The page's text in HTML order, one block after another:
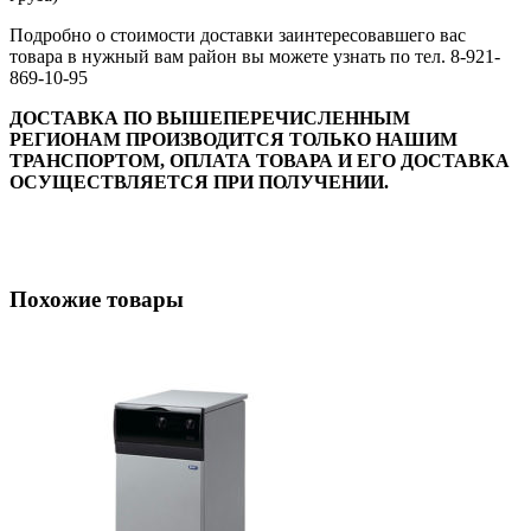
Подробно о стоимости доставки заинтересовавшего вас
товара в нужный вам район вы можете узнать по тел. 8-921-
869-10-95
ДОСТАВКА ПО ВЫШЕПЕРЕЧИСЛЕННЫМ
РЕГИОНАМ ПРОИЗВОДИТСЯ ТОЛЬКО НАШИМ
ТРАНСПОРТОМ, ОПЛАТА ТОВАРА И ЕГО ДОСТАВКА
ОСУЩЕСТВЛЯЕТСЯ ПРИ ПОЛУЧЕНИИ.
Похожие товары